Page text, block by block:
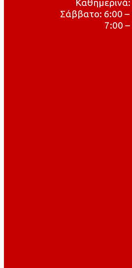
Καθημερινά:
Σάββατο: 6:00 –
7:00